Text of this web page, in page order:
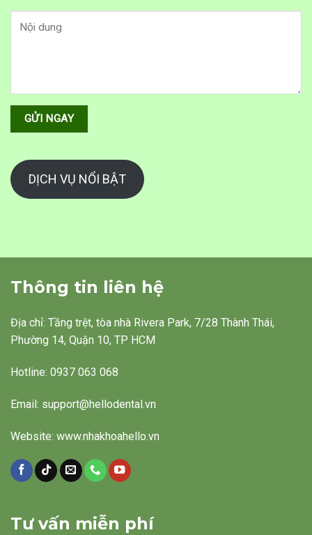
DỊCH VỤ NỔI BẬT
Thông tin liên hệ
Địa chỉ: Tầng trệt, tòa nhà Rivera Park, 7/28 Thành Thái,
Phường 14, Quận 10, TP HCM
Hotline: 0937 063 068
Email: support@hellodental.vn
Website: www.nhakhoahello.vn
Tư vấn miễn phí